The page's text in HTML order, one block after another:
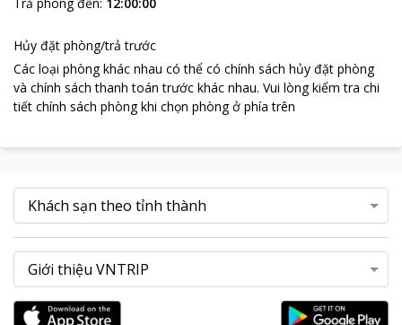
Hủy đặt phòng/trả trước
Các loại phòng khác nhau có thể có chính sách hủy đặt phòng
và chính sách thanh toán trước khác nhau. Vui lòng kiểm tra chi
tiết chính sách phòng khi chọn phòng ở phía trên